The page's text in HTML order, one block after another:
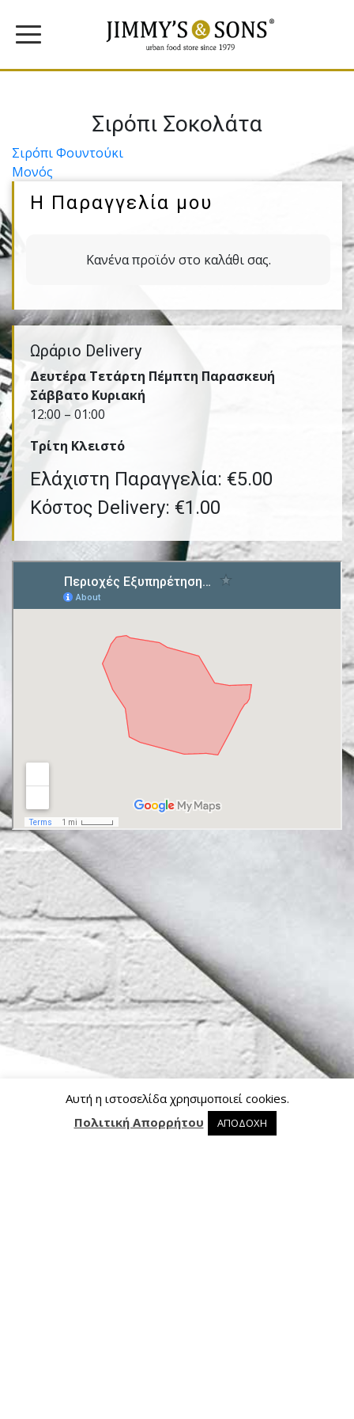
0 0 προϊόντα στο καλάθι
Σιρόπι Σοκολάτα
Πλοήγηση
άρθρων
Σιρόπι Φουντούκι
Μονός
Η Παραγγελία μου
Κανένα προϊόν στο καλάθι σας.
Ωράριο Delivery
Δευτέρα Τετάρτη Πέμπτη Παρασκευή
Σάββατο Κυριακή
12:00 – 01:00
Τρίτη Kλειστό
Ελάχιστη Παραγγελία: €5.00
Κόστος Delivery: €1.00
Αυτή η ιστοσελίδα χρησιμοποιεί cookies.
Πολιτική Απορρήτου
ΑΠΟΔΟΧΗ